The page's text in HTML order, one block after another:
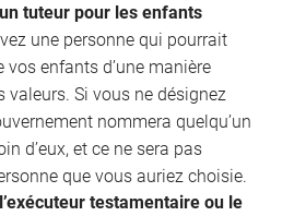
tuteur pour les enfants
une personne qui pourrait
vos enfants d’une manière
valeurs. Si vous ne désignez
nommera quelqu’un
d’eux, et ce ne sera pas
que vous auriez choisie.
testamentaire ou le